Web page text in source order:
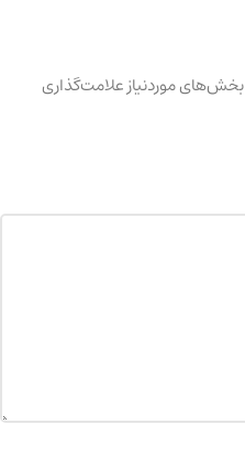
بخش‌های موردنیاز علامت‌گذاری